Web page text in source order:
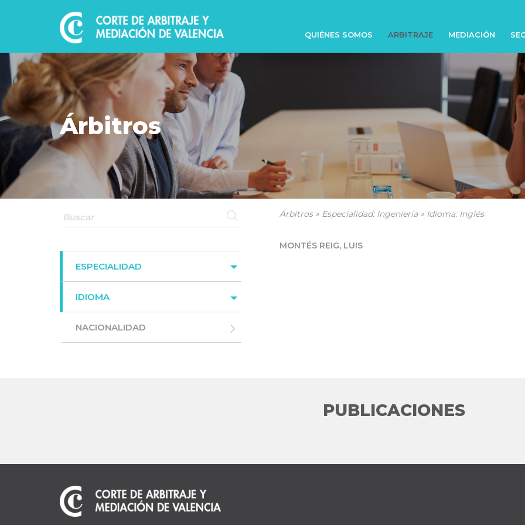
QUIÉNES SOMOS ARBITRAJE MEDIACIÓN
Árbitros
ESPECIALIDAD
IDIOMA
NACIONALIDAD
Árbitros » Especialidad: Ingeniería » Idioma: Inglés
MONTÉS REIG, LUIS
PUBLICACIONES